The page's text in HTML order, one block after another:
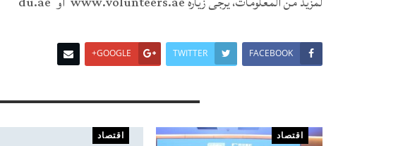
FACEBOOK
TWITTER
GOOGLE+
اقتصاد اقتصاد